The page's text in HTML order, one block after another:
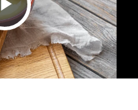
Video